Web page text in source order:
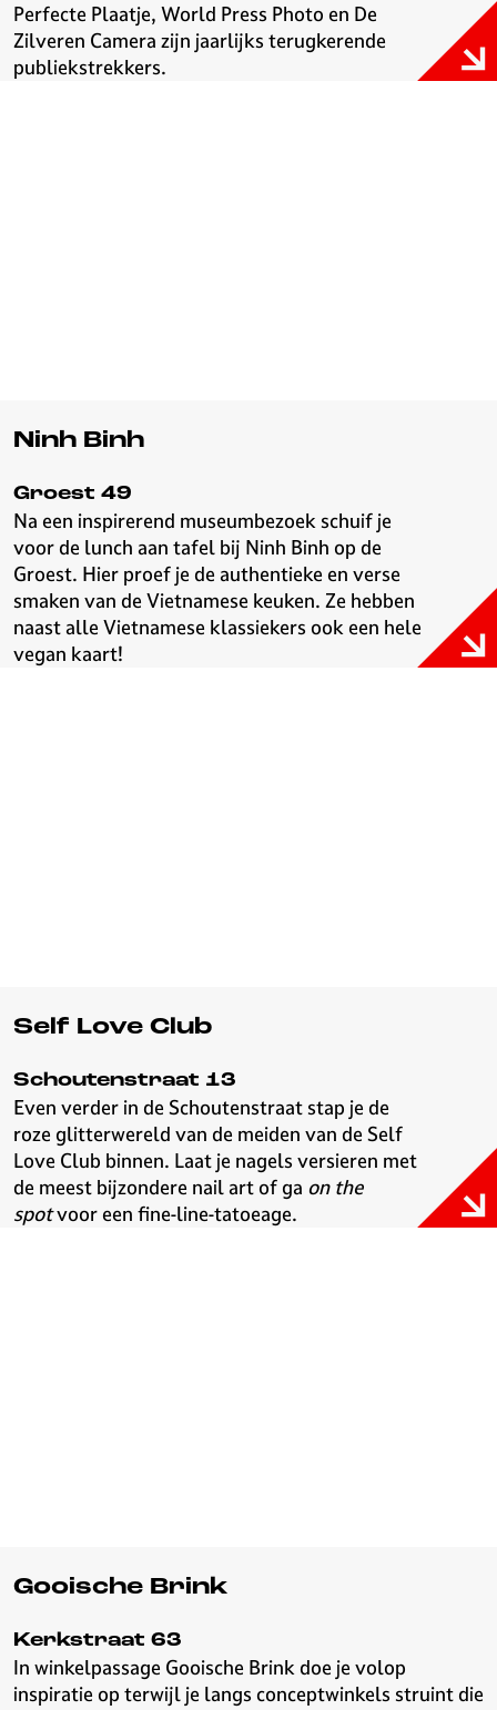
Perfecte Plaatje, World Press Photo en De
Zilveren Camera zijn jaarlijks terugkerende
publiekstrekkers.
Ninh Binh
Groest 49
Na een inspirerend museumbezoek schuif je
voor de lunch aan tafel bij Ninh Binh op de
Groest. Hier proef je de authentieke en verse
smaken van de Vietnamese keuken. Ze hebben
naast alle Vietnamese klassiekers ook een hele
vegan kaart!
Self Love Club
Schoutenstraat 13
Even verder in de Schoutenstraat stap je de
roze glitterwereld van de meiden van de Self
Love Club binnen. Laat je nagels versieren met
de meest bijzondere nail art of ga on the
spotvoor een fine-line-tatoeage.
Gooische Brink
Kerkstraat 63
In winkelpassage Gooische Brink doe je volop
inspiratie op terwijl je langs conceptwinkels struint die